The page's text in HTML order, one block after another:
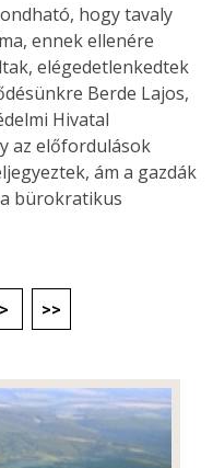
hogy tavaly
ennek ellenére
elégedetlenkedtek
Berde Lajos,
Hivatal
az előfordulások
ám a gazdák
bürokratikus
> >>